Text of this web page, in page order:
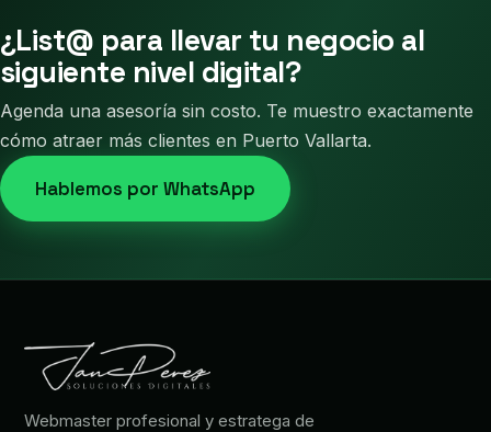
¿List@ para llevar tu negocio al
siguiente nivel digital?
Agenda una asesoría sin costo. Te muestro exactamente
cómo atraer más clientes en Puerto Vallarta.
Hablemos por WhatsApp
Webmaster profesional y estratega de